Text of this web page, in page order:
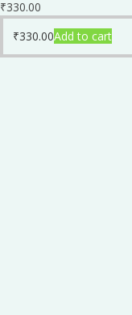
₹330.00
₹330.00Add to cart